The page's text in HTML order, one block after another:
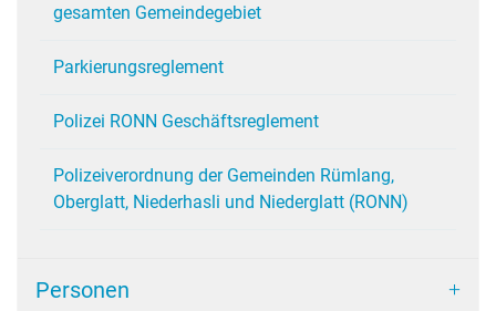
gesamten Gemeindegebiet
Parkierungsreglement
Polizei RONN Geschäftsreglement
Polizeiverordnung der Gemeinden Rümlang,
Oberglatt, Niederhasli und Niederglatt (RONN)
Personen